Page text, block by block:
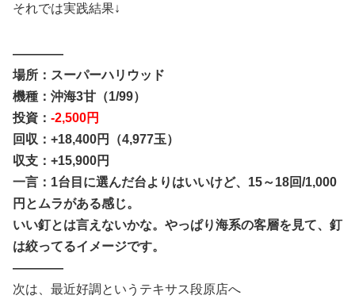
それでは実践結果↓
————
場所：スーパーハリウッド
機種： 沖海3甘（1/99）
投資： -2,500円
回収：+18,400円（4,977玉）
収支：+15,900円
一言：1台目に選んだ台よりはいいけど、15～18回/1,000
円とムラがある感じ。
いい釘とは言えないかな。やっぱり海系の客層を見て、釘
は絞ってるイメージです。
————
次は、最近好調というテキサス段原店へ